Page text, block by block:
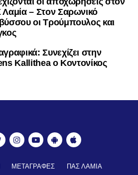
– Στον Σαρωνικό
οι Τρούμπουλος και
Συνεχίζει στην
Kallithea ο Κοντονίκος
ΜΕΤΑΓΡΑΦΕΣ
ΠΑΣ ΛΑΜΙΑ